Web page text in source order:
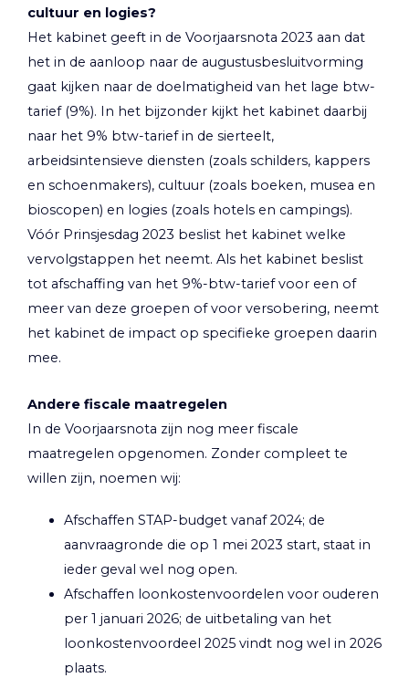
cultuur en logies?
Het kabinet geeft in de Voorjaarsnota 2023 aan dat
het in de aanloop naar de augustusbesluitvorming
gaat kijken naar de doelmatigheid van het lage btw-
tarief (9%). In het bijzonder kijkt het kabinet daarbij
naar het 9% btw-tarief in de sierteelt,
arbeidsintensieve diensten (zoals schilders, kappers
en schoenmakers), cultuur (zoals boeken, musea en
bioscopen) en logies (zoals hotels en campings).
Vóór Prinsjesdag 2023 beslist het kabinet welke
vervolgstappen het neemt. Als het kabinet beslist
tot afschaffing van het 9%-btw-tarief voor een of
meer van deze groepen of voor versobering, neemt
het kabinet de impact op specifieke groepen daarin
mee.
Andere fiscale maatregelen
In de Voorjaarsnota zijn nog meer fiscale
maatregelen opgenomen. Zonder compleet te
willen zijn, noemen wij:
Afschaffen STAP-budget vanaf 2024; de
aanvraagronde die op 1 mei 2023 start, staat in
ieder geval wel nog open.
Afschaffen loonkostenvoordelen voor ouderen
per 1 januari 2026; de uitbetaling van het
loonkostenvoordeel 2025 vindt nog wel in 2026
plaats.